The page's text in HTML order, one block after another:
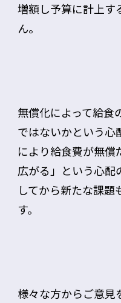
増額し予算に計上す
ん。
無償化によって給食
ではないかという心
により給食費が無
広がる」という心配
してから新たな課題
す。
様々な方からご意見